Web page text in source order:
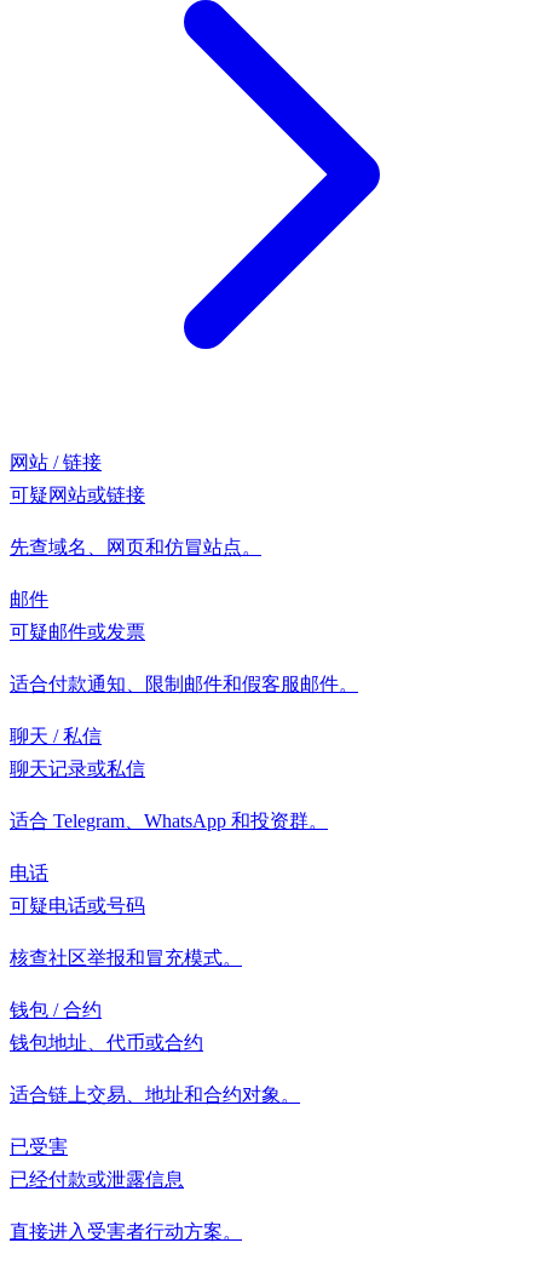
网站 / 链接
可疑网站或链接
先查域名、网页和仿冒站点。
邮件
可疑邮件或发票
适合付款通知、限制邮件和假客服邮件。
聊天 / 私信
聊天记录或私信
适合 Telegram、WhatsApp 和投资群。
电话
可疑电话或号码
核查社区举报和冒充模式。
钱包 / 合约
钱包地址、代币或合约
适合链上交易、地址和合约对象。
已受害
已经付款或泄露信息
直接进入受害者行动方案。